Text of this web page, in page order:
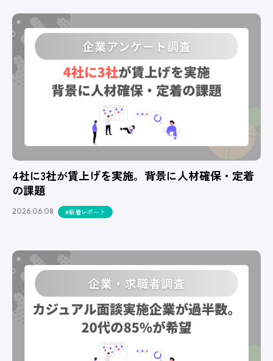
4社に3社が賃上げを実施。背景に人材確保・定着
の課題
2026.06.08 #新着レポート